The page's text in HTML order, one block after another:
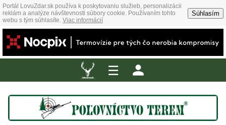
Portál LovuZdar.sk používa k poskytovaniu služieb, personalizácii
reklám a analýze návštevnosti súbory cookie. Používaním tohto
webu s tým súhlasíte. Viac informácií
Súhlasím
☰